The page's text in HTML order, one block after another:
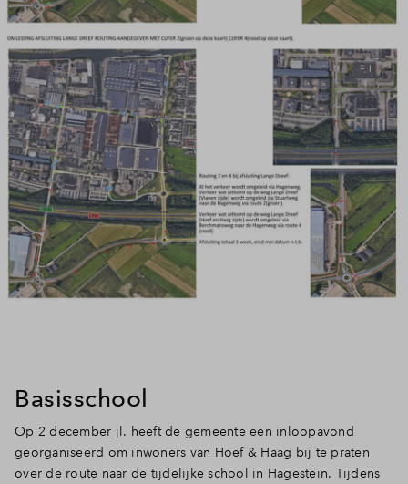
Basisschool
Op 2 december jl. heeft de gemeente een inloopavond
georganiseerd om inwoners van Hoef & Haag bij te praten
over de route naar de tijdelijke school in Hagestein. Tijdens